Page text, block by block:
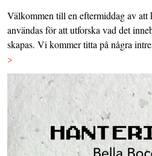
Välkommen till en eftermiddag av att
användas för att utforska vad det
skapas. Vi kommer titta på några
>